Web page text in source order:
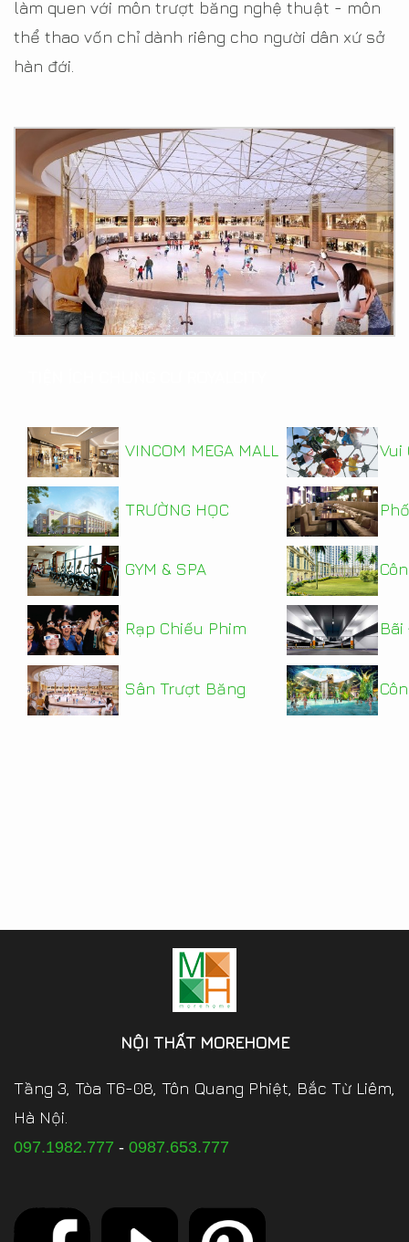
làm quen với môn trượt băng nghệ thuật - môn
thể thao vốn chỉ dành riêng cho người dân xứ sở
hàn đới.
VINCOM MEGA MALL Vui
TRƯỜNG HỌC
GYM & SPA
Rạp Chiếu Phim Bãi
Sân Trượt Băng
NỘI THẤT MOREHOME
Tầng 3, Tòa T6-08, Tôn Quang Phiệt, Bắc Từ Liêm,
Hà Nội.
097.1982.777 - 0987.653.777